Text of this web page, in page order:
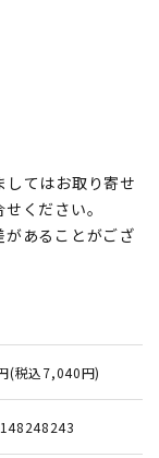
てはお取り寄せ
ください。
あることがござ
(税込7,040円)